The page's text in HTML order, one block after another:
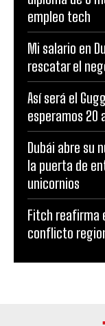
empleo tech
Mi salario en
rescatar el
Así será el
esperamos 20
Dubái abre su
la puerta de
unicornios
Fitch reafirma
conflicto